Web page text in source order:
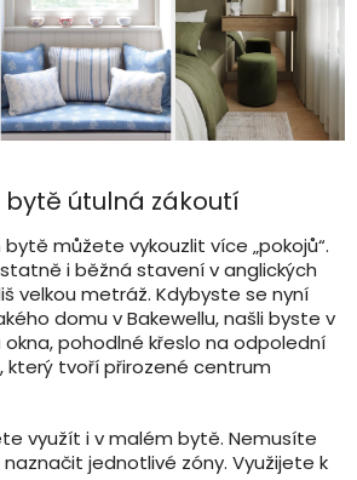
bytě útulná zákoutí
můžete vykouzlit více „pokojů“.
i běžná stavení v anglických
velkou metráž. Kdybyste se nyní
domu v Bakewellu, našli byste v
pohodlné křeslo na odpolední
, který tvoří přirozené centrum
využít i v malém bytě. Nemusíte
jednotlivé zóny. Využijete k